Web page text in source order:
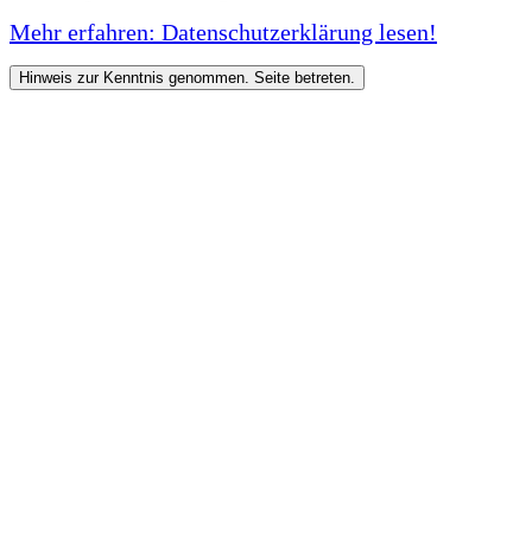
Mehr erfahren: Datenschutzerklärung lesen!
Hinweis zur Kenntnis genommen. Seite betreten.